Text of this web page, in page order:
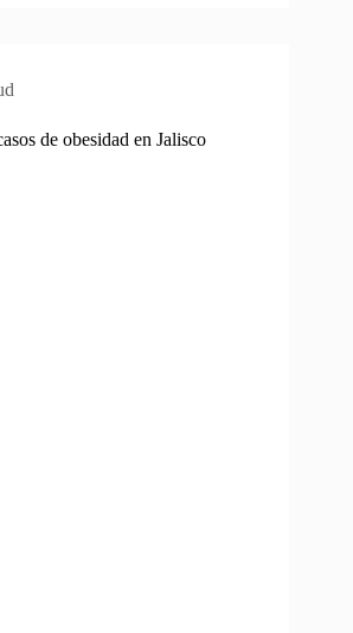
de obesidad en Jalisco